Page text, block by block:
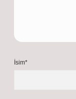
İsim*